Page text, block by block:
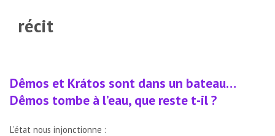
récit
Dêmos et Krátos sont dans un bateau…
Dêmos tombe à l’eau, que reste t-il ?
L’état nous injonctionne :